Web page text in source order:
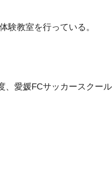
験教室を行っている。
愛媛FCサッカースクー
ジュニア